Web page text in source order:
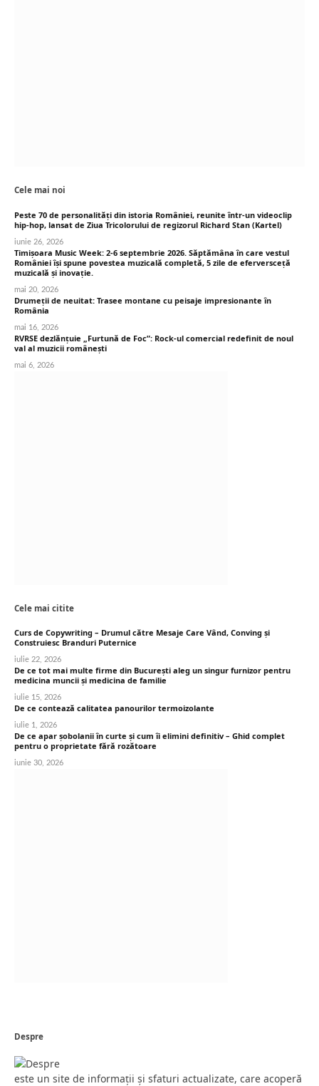
Cele mai noi
Peste 70 de personalități din istoria României, reunite într-un videoclip
hip-hop, lansat de Ziua Tricolorului de regizorul Richard Stan (Kartel)
iunie 26, 2026
Timișoara Music Week: 2-6 septembrie 2026. Săptămâna în care vestul
României își spune povestea muzicală completă, 5 zile de eferversceță
muzicală și inovație.
mai 20, 2026
Drumeții de neuitat: Trasee montane cu peisaje impresionante în
România
mai 16, 2026
RVRSE dezlănțuie „Furtună de Foc”: Rock-ul comercial redefinit de noul
val al muzicii românești
mai 6, 2026
Cele mai citite
Curs de Copywriting – Drumul către Mesaje Care Vând, Conving și
Construiesc Branduri Puternice
iulie 22, 2026
De ce tot mai multe firme din București aleg un singur furnizor pentru
medicina muncii și medicina de familie
iulie 15, 2026
De ce contează calitatea panourilor termoizolante
iulie 1, 2026
De ce apar șobolanii în curte și cum îi elimini definitiv – Ghid complet
pentru o proprietate fără rozătoare
iunie 30, 2026
Despre
este un site de informații și sfaturi actualizate, care acoperă